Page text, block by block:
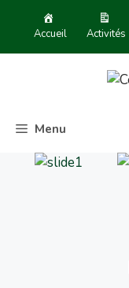
Accueil Activités
Menu